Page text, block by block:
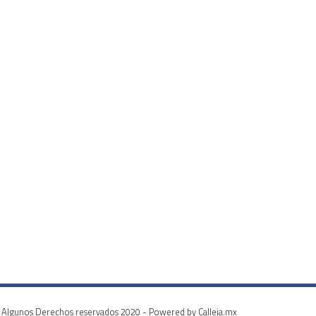
Algunos Derechos reservados 2020 - Powered by Calleja.mx